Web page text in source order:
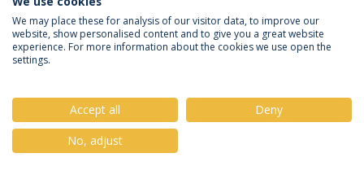
Privacy Policy Terms & Conditions Rights of Data Subjects
© 2026 Universidade Católica Portuguesa
We may place these for analysis of our visitor data, to improve our
website, show personalised content and to give you a great website
experience. For more information about the cookies we use open the
settings.
Accept all
Deny
No, adjust